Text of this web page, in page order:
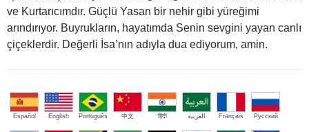
ve Kurtarıcımdır. Güçlü Yasan bir nehir gibi yüreğimi
arındırıyor. Buyrukların, hayatımda Senin sevgini yayan canlı
çiçeklerdir. Değerli İsa’nın adıyla dua ediyorum, amin.
Español English Português 中文 हिंदी العربية Français Русский